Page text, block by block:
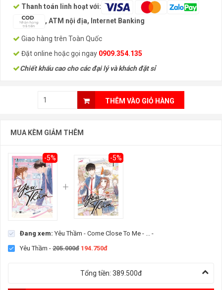
Thanh toán linh hoạt với:
, ATM nội địa, Internet Banking
Giao hàng trên Toàn Quốc
Đặt online hoặc gọi ngay 0909.354.135
Chiết khấu cao cho các đại lý và khách đặt sỉ
THÊM VÀO GIỎ HÀNG
MUA KÈM GIẢM THÊM
-5% -5%
Đang xem: Yêu Thầm - Come Close To Me - ... -
Yêu Thầm - 205.000đ 194.750đ
Tổng tiền: 389.500đ